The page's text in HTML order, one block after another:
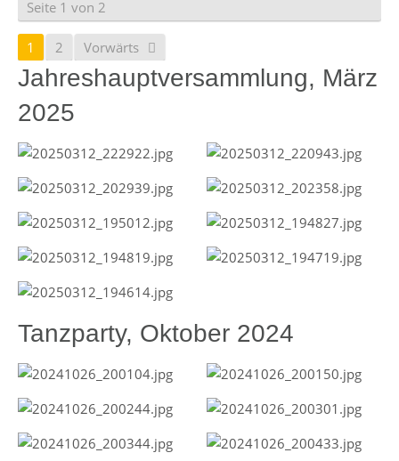
Seite 1 von 2
1 2 Vorwärts
Jahreshauptversammlung, März
2025
Tanzparty, Oktober 2024